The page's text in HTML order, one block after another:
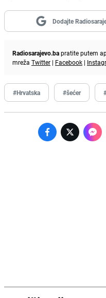
Dodajte
Radiosarajevo.bapratite putem
mreža Twitter | Facebook |
#Hrvatska #šećer